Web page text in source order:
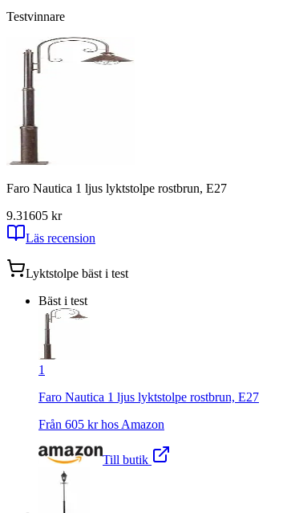
Testvinnare
Faro Nautica 1 ljus lyktstolpe rostbrun, E27
9.31605 kr
Läs recension
Lyktstolpe bäst i test
Bäst i test
1
Faro Nautica 1 ljus lyktstolpe rostbrun, E27
Från 605 kr hos Amazon
Till butik